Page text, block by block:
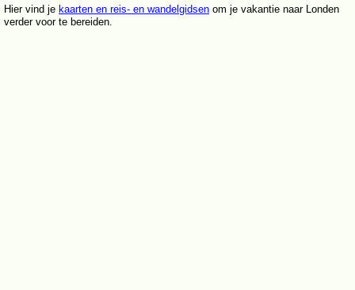
Hier vind je kaarten en reis- en wandelgidsen om je vakantie naar Londen
verder voor te bereiden.